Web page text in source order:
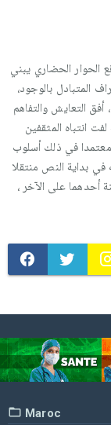
الحوار الحضاري يبني
المتبادل بالوجود،
أفق التعايش والتفاهم
انتباه المثقفين
معتمدا في ذلك أسلوب
في بداية النص منتقلا
أحدهما على الآخر ،
Maroc